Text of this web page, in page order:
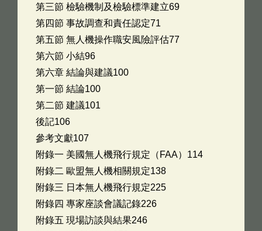
第三節 檢驗機制及檢驗標準建立69
第四節 事故調查和責任認定71
第五節 無人機操作職安風險評估77
第六節 小結96
第六章 結論與建議100
第一節 結論100
第二節 建議101
後記106
參考文獻107
附錄一 美國無人機飛行規定（FAA）114
附錄二 歐盟無人機相關規定138
附錄三 日本無人機飛行規定225
附錄四 專家座談會議記錄226
附錄五 現場訪談與結果246